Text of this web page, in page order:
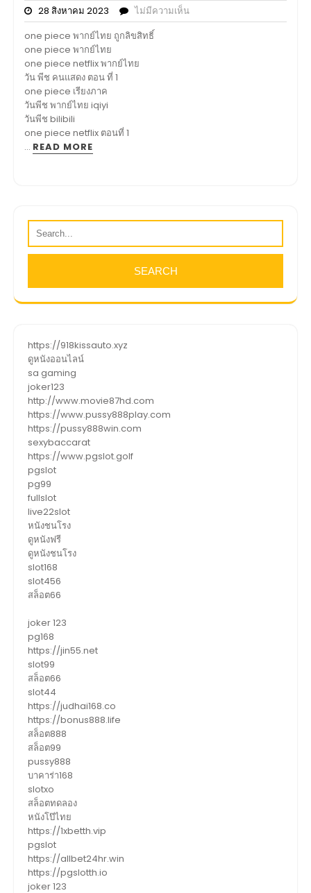
28 สิงหาคม 2023
ไม่มีความเห็น
one piece พากย์ไทย ถูกลิขสิทธิ์
one piece พากย์ไทย
one piece netflix พากย์ไทย
วัน พีช คนแสดง ตอน ที่ 1
one piece เรียงภาค
วันพีช พากย์ไทย iqiyi
วันพีช bilibili
one piece netflix ตอนที่ 1
… READ MORE
https://918kissauto.xyz
ดูหนังออนไลน์
sa gaming
joker123
http://www.movie87hd.com
https://www.pussy888play.com
https://pussy888win.com
sexybaccarat
https://www.pgslot.golf
pgslot
pg99
fullslot
live22slot
หนังชนโรง
ดูหนังฟรี
ดูหนังชนโรง
slot168
slot456
สล็อต66
joker 123
pg168
https://jin55.net
slot99
สล็อต66
slot44
https://judhai168.co
https://bonus888.life
สล็อต888
สล็อต99
pussy888
บาคาร่า168
slotxo
สล็อตทดลอง
หนังโป๊ไทย
https://1xbetth.vip
pgslot
https://allbet24hr.win
https://pgslotth.io
joker 123